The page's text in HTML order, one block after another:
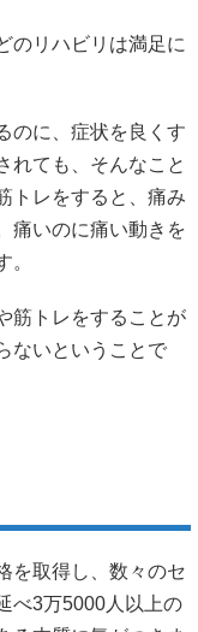
のリハビリは満足に
のに、症状を良くす
れても、そんなこと
トレをすると、痛み
痛いのに痛い動きを
。
筋トレをすることが
ないということで
を取得し、数々のセ
べ3万5000人以上の